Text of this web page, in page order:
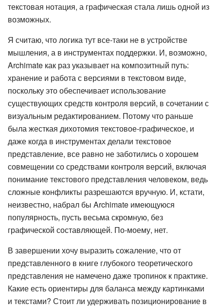
текстовая нотация, а графическая стала лишь одной из
возможных.
Я считаю, что логика тут все-таки не в устройстве
мышления, а в инструментах поддержки. И, возможно,
Archimate как раз указывает на композитный путь:
хранение и работа с версиями в текстовом виде,
поскольку это обеспечивает использование
существующих средств контроля версий, в сочетании с
визуальным редактированием. Потому что раньше
была жесткая дихотомия текстовое-графическое, и
даже когда в инструментах делали текстовое
представление, все равно не заботились о хорошем
совмещении со средствами контроля версий, включая
понимание текстового представления человеком, ведь
сложные конфликты разрешаются вручную. И, кстати,
неизвестно, набрал бы Archimate имеющуюся
популярность, пусть весьма скромную, без
графической составляющей. По-моему, нет.
В завершении хочу выразить сожаление, что от
представленного в книге глубокого теоретического
представления не намечено даже тропинок к практике.
Какие есть ориентиры для баланса между картинками
и текстами? Стоит ли удерживать позиционирование в